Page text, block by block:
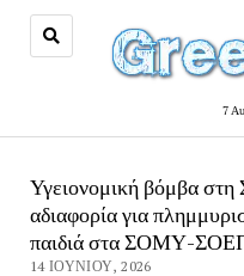
7
Υγειονομική βόμβα
αδιαφορία για
παιδιά στα ΣΟΜΥ-
14 ΙΟΥΝΊΟΥ, 2026